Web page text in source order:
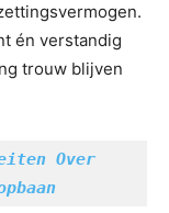
én verstandig
trouw blijven
Over